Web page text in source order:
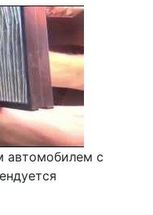
автомобилем с